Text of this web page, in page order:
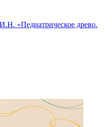
«Педиатрическое древо.